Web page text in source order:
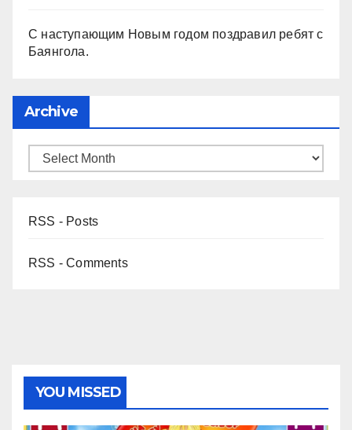
С наступающим Новым годом поздравил ребят с
Баянгола.
Archive
RSS - Posts
RSS - Comments
YOU MISSED